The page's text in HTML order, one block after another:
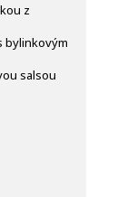
z
bylinkovým
salsou